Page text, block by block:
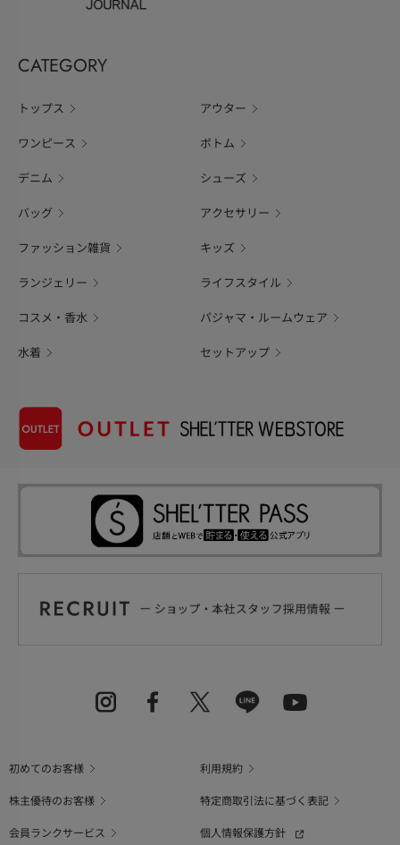
CATEGORY
トップス アウター
ワンピース ボトム
デニム シューズ
バッグ アクセサリー
ファッション雑貨 キッズ
ランジェリー ライフスタイル
コスメ・香水 パジャマ・ルームウェア
水着 セットアップ
初めてのお客様
利用規約
株主優待のお客様
特定商取引法に基づく表記
会員ランクサービス
個人情報保護方針